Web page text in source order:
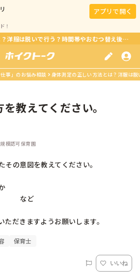
！
アプリで開く
身体測定の正しい方法とは？洋服は脱いで行う？時間帯やおむつ替え後に注意するべきポイントは？学年も考慮
仕事」のお悩み相談 身体測定の正しい方法とは？洋服は
教えてください。
模認可保育園
の意図を教えてください。
　　など
保育士
いいね